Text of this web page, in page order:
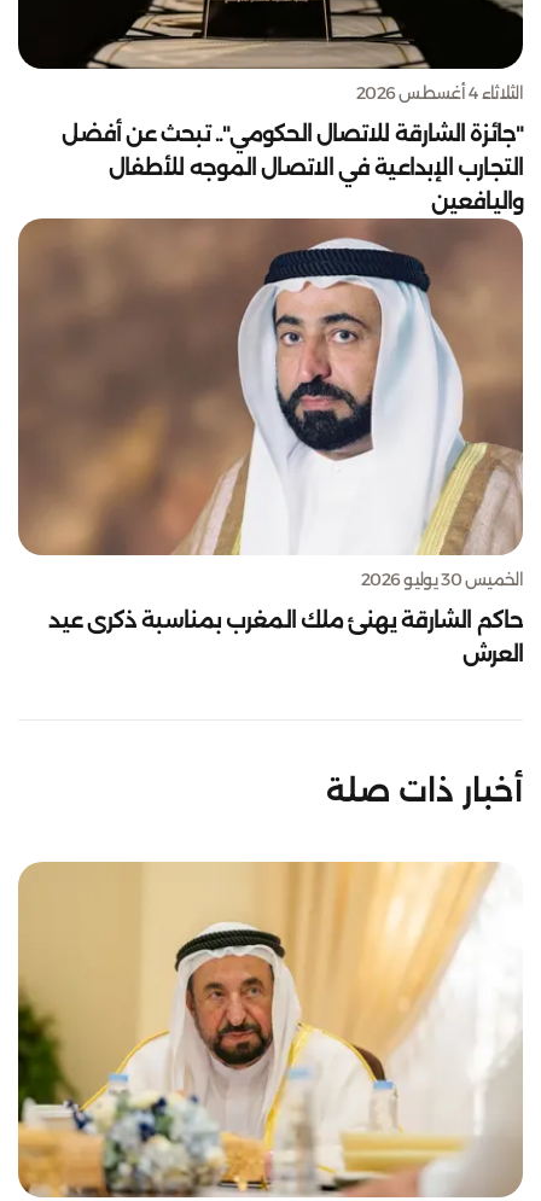
الثلاثاء 4 أغسطس 2026
"جائزة الشارقة للاتصال الحكومي".. تبحث عن أفضل
التجارب الإبداعية في الاتصال الموجه للأطفال
واليافعين
الخميس 30 يوليو 2026
حاكم الشارقة يهنئ ملك المغرب بمناسبة ذكرى عيد
العرش
أخبار ذات صلة